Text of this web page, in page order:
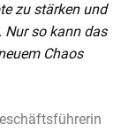
zu stärken und
Nur so kann das
Chaos